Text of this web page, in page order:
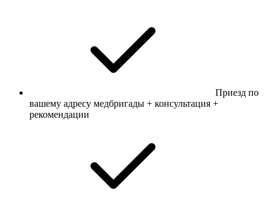
Приезд по
вашему адресу медбригады + консультация +
рекомендации